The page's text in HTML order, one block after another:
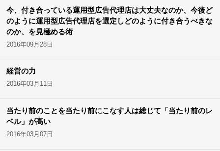
今、付き合っている運用型広告代理店は大丈夫なのか、今後ど
のように運用型広告代理店を選定しどのように付き合うべきな
のか、を見極める術
2016年09月28日
経営の力
2016年03月11日
当たり前のことを当たり前にこなす人は総じて「当たり前のレ
ベル」が高い
2016年03月07日